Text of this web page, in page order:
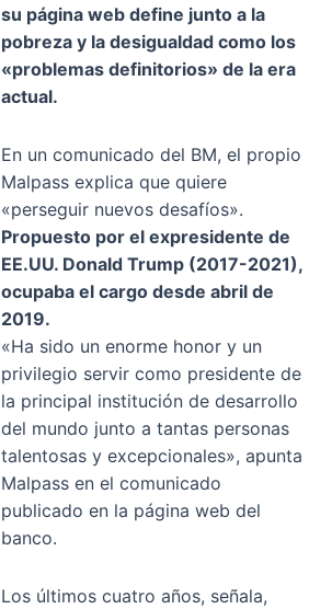
su página web define junto a la
pobreza y la desigualdad como los
«problemas definitorios» de la era
actual.
En un comunicado del BM, el propio
Malpass explica que quiere
«perseguir nuevos desafíos».
Propuesto por el expresidente de
EE.UU. Donald Trump (2017-2021),
ocupaba el cargo desde abril de
2019.
«Ha sido un enorme honor y un
privilegio servir como presidente de
la principal institución de desarrollo
del mundo junto a tantas personas
talentosas y excepcionales», apunta
Malpass en el comunicado
publicado en la página web del
banco.
Los últimos cuatro años, señala,